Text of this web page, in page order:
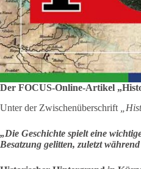
Der FOCUS-Online-Artikel
Unter der Zwischenüberschrift
„Die Geschichte spielt eine
Besatzung gelitten, zuletzt